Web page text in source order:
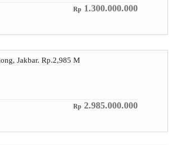
Rp 1.300.000.000
Jakbar. Rp.2,985 M
Rp 2.985.000.000